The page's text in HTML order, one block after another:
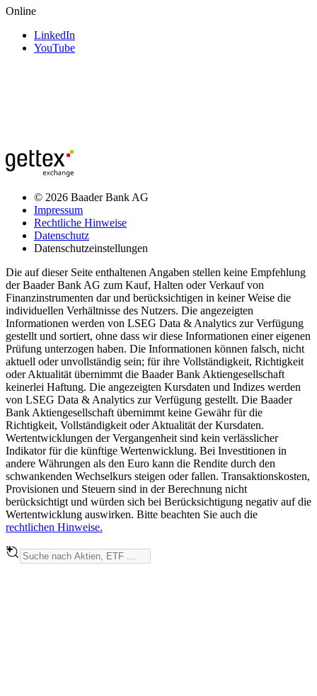
Online
LinkedIn
YouTube
© 2026 Baader Bank AG
Impressum
Rechtliche Hinweise
Datenschutz
Datenschutzeinstellungen
Die auf dieser Seite enthaltenen Angaben stellen keine Empfehlung
der Baader Bank AG zum Kauf, Halten oder Verkauf von
Finanzinstrumenten dar und berücksichtigen in keiner Weise die
individuellen Verhältnisse des Nutzers. Die angezeigten
Informationen werden von LSEG Data & Analytics zur Verfügung
gestellt und sortiert, ohne dass wir diese Informationen einer eigenen
Prüfung unterzogen haben. Die Informationen können falsch, nicht
aktuell oder unvollständig sein; für ihre Vollständigkeit, Richtigkeit
oder Aktualität übernimmt die Baader Bank Aktiengesellschaft
keinerlei Haftung. Die angezeigten Kursdaten und Indizes werden
von LSEG Data & Analytics zur Verfügung gestellt. Die Baader
Bank Aktiengesellschaft übernimmt keine Gewähr für die
Richtigkeit, Vollständigkeit oder Aktualität der Kursdaten.
Wertentwicklungen der Vergangenheit sind kein verlässlicher
Indikator für die künftige Wertenwicklung. Bei Investitionen in
andere Währungen als den Euro kann die Rendite durch den
schwankenden Wechselkurs steigen oder fallen. Transaktionskosten,
Provisionen und Steuern sind in der Berechnung nicht
berücksichtigt und würden sich bei Berücksichtigung negativ auf die
Wertentwicklung auswirken. Bitte beachten Sie auch die
rechtlichen Hinweise.